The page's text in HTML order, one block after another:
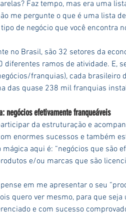
Faz tempo, mas era uma
me pergunte o que é uma lista
de negócio que você encontra
no Brasil, são 32 setores da
diferentes ramos de atividade. E,
franquias), cada brasileiro
das quase 238 mil franquias
negócios efetivamente franqueáveis
da estruturação e
enormes sucessos e também
mágica aqui é: “negócios que são
e/ou marcas que são
em me apresentar o seu
quero ver mesmo, para que
e com sucesso